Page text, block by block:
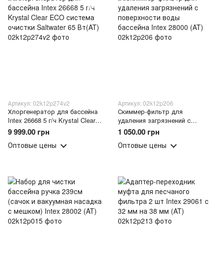
Артикул: 02k12p274v2
Хлоргенератор для бассейна
Intex 26668 5 г/ч Krystal Clear
ECO система очистки
Saltwater 65 Вт(AT)
9 999.00 грн
Оптовые цены
Артикул: 02k12p206
Скиммер-фильтр для
удаления загрязнений с
поверхности воды бассейна
Intex 28000 (AT)
1 050.00 грн
Оптовые цены